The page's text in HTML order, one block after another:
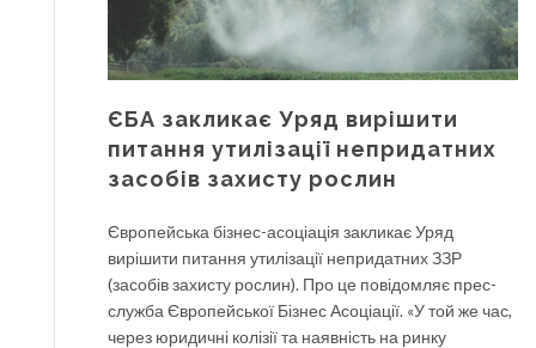
ЄБА закликає Уряд вирішити
питання утилізації непридатних
засобів захисту рослин
Європейська бізнес-асоціація закликає Уряд
вирішити питання утилізації непридатних ЗЗР
(засобів захисту рослин). Про це повідомляє прес-
служба Європейської Бізнес Асоціації. «У той же час,
через юридичні колізії та наявність на ринку